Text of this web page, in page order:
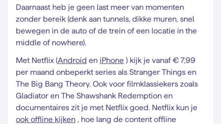
Daarnaast heb je geen last meer van momenten
zonder bereik (denk aan tunnels, dikke muren, snel
bewegen in de auto of de trein of een locatie in the
middle of nowhere).
Met Netflix (Android en iPhone ) kijk je vanaf € 7,99
per maand onbeperkt series als Stranger Things en
The Big Bang Theory. Ook voor filmklassiekers zoals
Gladiator en The Shawshank Redemption en
documentaires zit je met Netflix goed. Netflix kun je
ook offline kijken , hoe lang de content offline